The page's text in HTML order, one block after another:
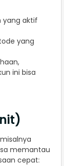
yang aktif
yang
ini bisa
memantau
cepat: